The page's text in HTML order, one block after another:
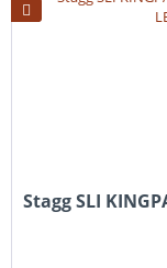
Stagg SLI